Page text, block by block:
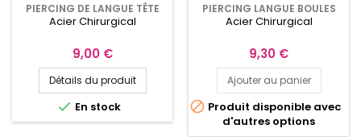
PIERCING DE LANGUE TÊTE
DE MORT
Acier Chirurgical
Prix
9,00 €
Détails du produit
 En stock
PIERCING LANGUE BOULES
TOURNANTES
Acier Chirurgical
Prix
9,30 €
Ajouter au panier
 Produit disponible avec
d'autres options